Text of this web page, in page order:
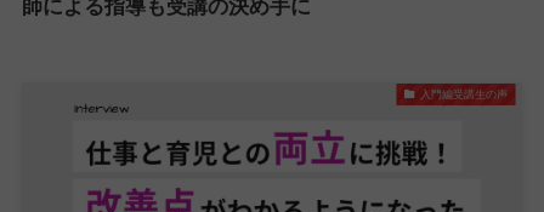
師による指導も受講の決め手に
入門編受講生の声